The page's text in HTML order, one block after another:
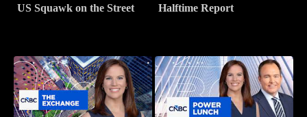
US Squawk on the Street Halftime Report